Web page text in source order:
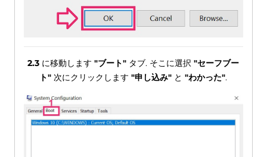
2.3 に移動します"ブート" タブ. そこに選択"セーフブー
ト" 次にクリックします"申し込み" と"わかった".